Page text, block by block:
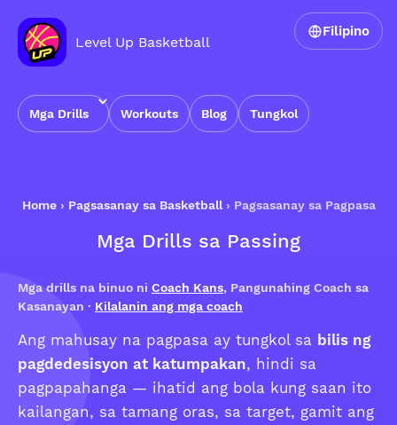
Level Up Basketball
Mga Drills Workouts Blog Tungkol
Filipino
Home› Pagsasanay sa Basketball› Pagsasanay sa Pagpasa
Mga Drills sa Passing
Mga drills na binuo ni Coach Kans, Pangunahing Coach sa
Kasanayan · Kilalanin ang mga coach
Ang mahusay na pagpasa ay tungkol sa bilis ng
pagdedesisyon at katumpakan, hindi sa
pagpapahanga — ihatid ang bola kung saan ito
kailangan, sa tamang oras, sa target, gamit ang